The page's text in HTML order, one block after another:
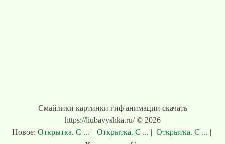
Смайлики картинки гиф анимации скачать
https://liubavyshka.ru/ © 2026
Новое: Открытка. С ... | Открытка. С ... | Открытка. С ... |